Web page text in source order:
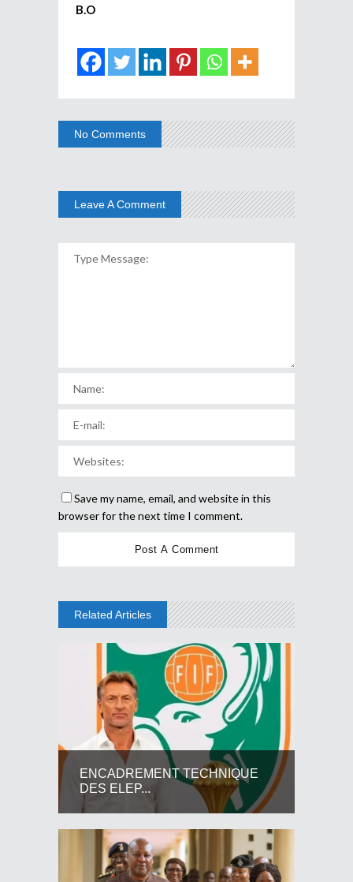
B.O
No Comments
Leave A Comment
Save my name, email, and website in this
browser for the next time I comment.
Related Articles
ENCADREMENT TECHNIQUE
DES ELEP...